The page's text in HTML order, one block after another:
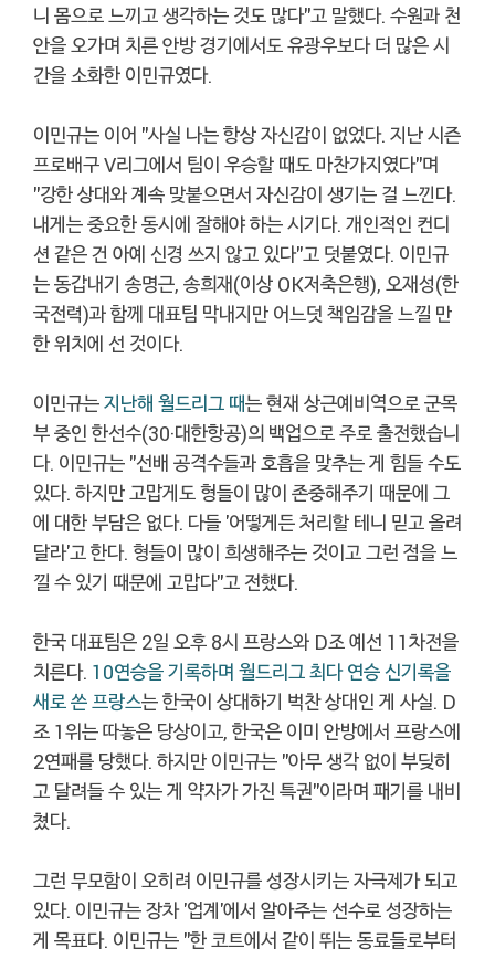
니 몸으로 느끼고 생각하는 것도 많다"고 말했다. 수원과 천
안을 오가며 치른 안방 경기에서도 유광우보다 더 많은 시
간을 소화한 이민규였다.
이민규는 이어 "사실 나는 항상 자신감이 없었다. 지난 시즌
프로배구 V리그에서 팀이 우승할 때도 마찬가지였다"며
"강한 상대와 계속 맞붙으면서 자신감이 생기는 걸 느낀다.
내게는 중요한 동시에 잘해야 하는 시기다. 개인적인 컨디
션 같은 건 아예 신경 쓰지 않고 있다"고 덧붙였다. 이민규
는 동갑내기 송명근, 송희재(이상 OK저축은행), 오재성(한
국전력)과 함께 대표팀 막내지만 어느덧 책임감을 느낄 만
한 위치에 선 것이다.
이민규는지난해 월드리그 때는 현재 상근예비역으로 군목
부 중인 한선수(30·대한항공)의 백업으로 주로 출전했습니
다. 이민규는 "선배 공격수들과 호흡을 맞추는 게 힘들 수도
있다. 하지만 고맙게도 형들이 많이 존중해주기 때문에 그
에 대한 부담은 없다. 다들 '어떻게든 처리할 테니 믿고 올려
달라'고 한다. 형들이 많이 희생해주는 것이고 그런 점을 느
낄 수 있기 때문에 고맙다"고 전했다.
한국 대표팀은 2일 오후 8시 프랑스와 D조 예선 11차전을
치른다. 10연승을 기록하며 월드리그 최다 연승 신기록을
새로 쓴 프랑스는 한국이 상대하기 벅찬 상대인 게 사실. D
조 1위는 따놓은 당상이고, 한국은 이미 안방에서 프랑스에
2연패를 당했다. 하지만 이민규는 "아무 생각 없이 부딪히
고 달려들 수 있는 게 약자가 가진 특권"이라며 패기를 내비
쳤다.
그런 무모함이 오히려 이민규를 성장시키는 자극제가 되고
있다. 이민규는 장차 '업계'에서 알아주는 선수로 성장하는
게 목표다. 이민규는 "한 코트에서 같이 뛰는 동료들로부터